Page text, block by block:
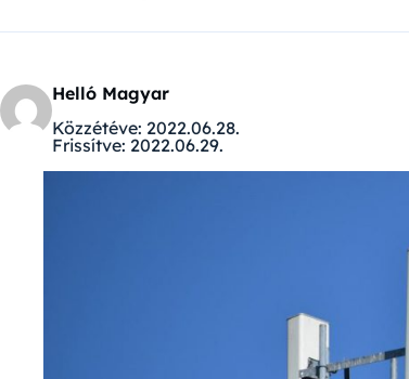
Helló Magyar
Közzétéve: 2022.06.28.
Frissítve: 2022.06.29.